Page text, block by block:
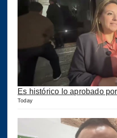
Today